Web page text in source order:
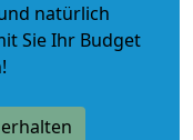
natürlich
Sie Ihr Budget